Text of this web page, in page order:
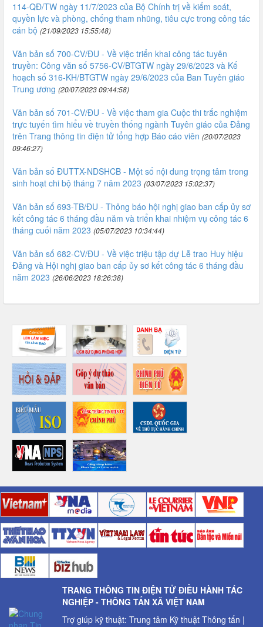
114-QĐ/TW ngày 11/7/2023 của Bộ Chính trị về kiểm soát,
quyền lực và phòng, chống tham nhũng, tiêu cực trong công tác
cán bộ (21/09/2023 15:55:48)
Văn bản số 700-CV/ĐU - Về việc triển khai công tác tuyên
truyền: Công văn số 5756-CV/BTGTW ngày 29/6/2023 và Kế
hoạch số 316-KH/BTGTW ngày 29/6/2023 của Ban Tuyên giáo
Trung ương (20/07/2023 09:44:58)
Văn bản số 701-CV/ĐU - Về việc tham gia Cuộc thi trắc nghiệm
trực tuyến tìm hiểu về truyền thống ngành Tuyên giáo của Đảng
trên Trang thông tin điện tử tổng hợp Báo cáo viên (20/07/2023
09:46:27)
Văn bản số ĐUTTX-NDSHCB - Một số nội dung trọng tâm trong
sinh hoạt chi bộ tháng 7 năm 2023 (03/07/2023 15:02:37)
Văn bản số 693-TB/ĐU - Thông báo hội nghị giao ban cấp ủy sơ
kết công tác 6 tháng đầu năm và triển khai nhiệm vụ công tác 6
tháng cuối năm 2023 (05/07/2023 10:34:44)
Văn bản số 682-CV/ĐU - Về việc triệu tập dự Lễ trao Huy hiệu
Đảng và Hội nghị giao ban cấp ủy sơ kết công tác 6 tháng đầu
năm 2023 (26/06/2023 18:26:38)
TRANG THÔNG TIN ĐIỆN TỬ ĐIỀU HÀNH TÁC
NGHIỆP - THÔNG TẤN XÃ VIỆT NAM
Trợ giúp kỹ thuật: Trung tâm Kỹ thuật Thông tấn |